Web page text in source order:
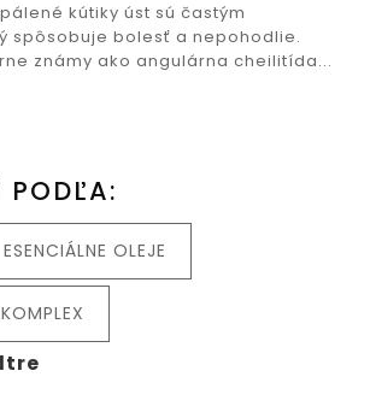
kútiky úst sú častým
spôsobuje bolesť a nepohodlie.
známy ako angulárna cheilitída...
PODĽA:
ESENCIÁLNE OLEJE